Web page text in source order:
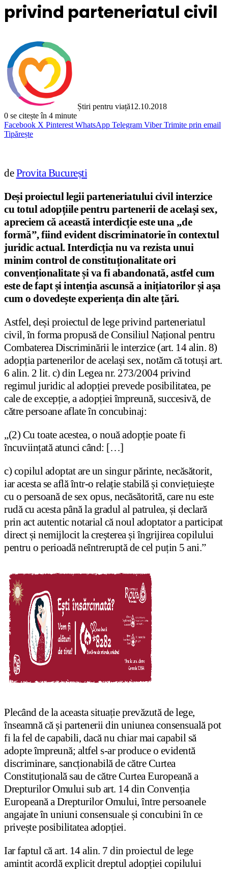
privind parteneriatul civil
Știri pentru viață12.10.2018
0 se citește în 4 minute
Facebook X Pinterest WhatsApp Telegram Viber Trimite prin email
Tipărește
deProvita București
Deși proiectul legii parteneriatului civil interzice
cu totul adopțiile pentru partenerii de același sex,
apreciem că această interdicție este una „de
formă”, fiind evident discriminatorie în contextul
juridic actual. Interdicția nu va rezista unui
minim control de constituționalitate ori
convenționalitateși va fi abandonată, astfel cum
este de fapt și intenția ascunsă a inițiatorilor și așa
cum o dovedește experiența din alte țări.
Astfel, deși proiectul de lege privind parteneriatul
civil, în forma propusă de Consiliul Național pentru
Combaterea Discriminării le interzice (art. 14 alin. 8)
adopția partenerilor de același sex, notăm că totuși art.
6 alin. 2 lit. c) din Legea nr. 273/2004 privind
regimul juridic al adopției prevede posibilitatea, pe
cale de excepție, a adopției împreună, succesivă, de
către persoane aflate în concubinaj:
„(2) Cu toate acestea, o nouă adopție poate fi
încuviințată atunci când: […]
c) copilul adoptat are un singur părinte, necăsătorit,
iar acesta se află într-o relație stabilă și conviețuiește
cu o persoană de sex opus, necăsătorită, care nu este
rudă cu acesta până la gradul al patrulea, și declară
prin act autentic notarial că noul adoptator a participat
direct și nemijlocit la creșterea și îngrijirea copilului
pentru o perioadă neîntreruptă de cel puțin 5 ani.”
Plecând de la aceasta situație prevăzută de lege,
înseamnă că și partenerii din uniunea consensuală pot
fi la fel de capabili, dacă nu chiar mai capabil să
adopte împreună; altfel s-ar produce o evidentă
discriminare, sancționabilă de către Curtea
Constituțională sau de către Curtea Europeană a
Drepturilor Omului sub art. 14 din Convenția
Europeană a Drepturilor Omului, între persoanele
angajate în uniuni consensuale și concubini în ce
privește posibilitatea adopției.
Iar faptul că art. 14 alin. 7 din proiectul de lege
amintit acordă explicit dreptul adopției copilului